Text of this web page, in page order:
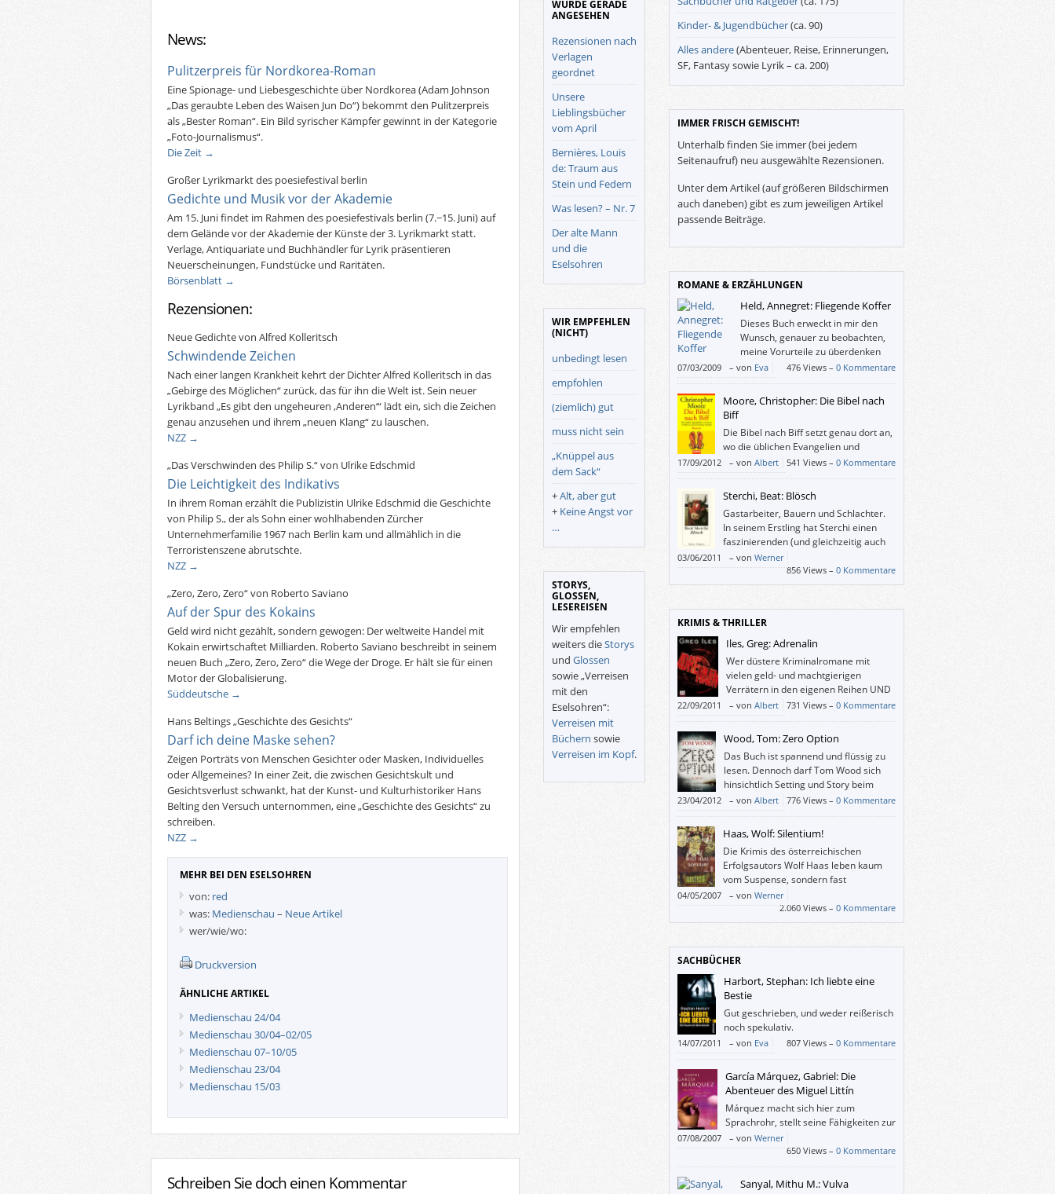
News:
Pulitzerpreis für Nordkorea-Roman
Eine Spionage- und Liebesgeschichte über Nordkorea (Adam Johnson
„Das geraubte Leben des Waisen Jun Do“) bekommt den Pulitzerpreis
als „Bester Roman“. Ein Bild syrischer Kämpfer gewinnt in der Kategorie
„Foto-Journalismus“.
Die Zeit →
Großer Lyrikmarkt des poesiefestival berlin
Gedichte und Musik vor der Akademie
Am 15. Juni findet im Rahmen des poesiefestivals berlin (7.−15. Juni) auf
dem Gelände vor der Akademie der Künste der 3. Lyrikmarkt statt.
Verlage, Antiquariate und Buchhändler für Lyrik präsentieren
Neuerscheinungen, Fundstücke und Raritäten.
Börsenblatt →
Rezensionen:
Neue Gedichte von Alfred Kolleritsch
Schwindende Zeichen
Nach einer langen Krankheit kehrt der Dichter Alfred Kolleritsch in das
„Gebirge des Möglichen“ zurück, das für ihn die Welt ist. Sein neuer
Lyrikband „Es gibt den ungeheuren ,Anderen‘“ lädt ein, sich die Zeichen
genau anzusehen und ihrem „neuen Klang“ zu lauschen.
NZZ →
„Das Verschwinden des Philip S.“ von Ulrike Edschmid
Die Leichtigkeit des Indikativs
In ihrem Roman erzählt die Publizistin Ulrike Edschmid die Geschichte
von Philip S., der als Sohn einer wohlhabenden Zürcher
Unternehmerfamilie 1967 nach Berlin kam und allmählich in die
Terroristenszene abrutschte.
NZZ →
„Zero, Zero, Zero“ von Roberto Saviano
Auf der Spur des Kokains
Geld wird nicht gezählt, sondern gewogen: Der weltweite Handel mit
Kokain erwirtschaftet Milliarden. Roberto Saviano beschreibt in seinem
neuen Buch „Zero, Zero, Zero“ die Wege der Droge. Er hält sie für einen
Motor der Globalisierung.
Süddeutsche →
Hans Beltings „Geschichte des Gesichts“
Darf ich deine Maske sehen?
Zeigen Porträts von Menschen Gesichter oder Masken, Individuelles
oder Allgemeines? In einer Zeit, die zwischen Gesichtskult und
Gesichtsverlust schwankt, hat der Kunst- und Kulturhistoriker Hans
Belting den Versuch unternommen, eine „Geschichte des Gesichts“ zu
schreiben.
NZZ →
MEHR BEI DEN ESELSOHREN
von: red
was: Medienschau – Neue Artikel
wer/wie/wo:
Druckversion
ÄHNLICHE ARTIKEL
Medienschau 24/04
Medienschau 30/04–02/05
Medienschau 07–10/05
Medienschau 23/04
Medienschau 15/03
Schreiben Sie doch einen Kommentar
WURDE GERADE
ANGESEHEN
Rezensionen nach
Verlagen
geordnet
Unsere
Lieblingsbücher
vom April
Bernières, Louis
de: Traum aus
Stein und Federn
Was lesen? – Nr. 7
Der alte Mann
und die
Eselsohren
WIR EMPFEHLEN
(NICHT)
unbedingt lesen
empfohlen
(ziemlich) gut
muss nicht sein
„Knüppel aus
dem Sack“
+Alt, aber gut
+ Keine Angst vor
…
STORYS,
GLOSSEN,
LESEREISEN
Wir empfehlen
weiters dieStorys
und Glossen
sowie „Verreisen
mit den
Eselsohren“:
Verreisen mit
Büchern sowie
Verreisen im Kopf.
Kinder- & Jugendbücher(ca. 90)
Alles andere(Abenteuer, Reise, Erinnerungen,
SF, Fantasy sowie Lyrik – ca. 200)
IMMER FRISCH GEMISCHT!
Unterhalb finden Sie immer (bei jedem
Seitenaufruf) neu ausgewählte Rezensionen.
Unter dem Artikel (auf größeren Bildschirmen
auch daneben) gibt es zum jeweiligen Artikel
passende Beiträge.
ROMANE & ERZÄHLUNGEN
Held, Annegret: Fliegende Koffer
Dieses Buch erweckt in mir den
Wunsch, genauer zu beobachten,
meine Vorurteile zu überdenken
und das Leben mit mehr Humor zu
betrachten. Frau Held muss die Menschen lieben,
denn sonst könnte sie nicht so über sie schreiben.
07/03/2009 – von Eva 476 Views – 0 Kommentare
Moore, Christopher: Die Bibel nach
Biff
Die Bibel nach Biff setzt genau dort an,
wo die üblichen Evangelien und
Aufzeichnungen auslassen. Biff wächst
mit Jesus auf und berichtet in seiner Version der
Bibel über die gemeinsame Zeit, die selten leicht
aber dennoch zum Brüllen komisch ist. Wer
schwarzen Humor mag, wird an Biffs
Schlagfertigkeit sicher seine Freude haben.
17/09/2012 – von Albert 541 Views – 0 Kommentare
Sterchi, Beat: Blösch
Gastarbeiter, Bauern und Schlachter.
In seinem Erstling hat Sterchi einen
faszinierenden (und gleichzeitig auch
unangenehmen) Einblick in Welten
geboten, über die man wohl kaum mehr als
Klischeehaftes weiß.
03/06/2011 – von Werner
856 Views – 0 Kommentare
KRIMIS & THRILLER
Iles, Greg: Adrenalin
Wer düstere Kriminalromane mit
vielen geld- und machtgierigen
Verrätern in den eigenen Reihen UND
einer Option auf Fortsetzung mag,
wird an dem Buch sicher seine Freunde haben.
22/09/2011 – von Albert 731 Views – 0 Kommentare
Wood, Tom: Zero Option
Das Buch ist spannend und flüssig zu
lesen. Dennoch darf Tom Wood sich
hinsichtlich Setting und Story beim
nächsten Mal wieder mehr Mühe
geben. Dass er es besser kann, hat er mit
„Codename Tesseract“ eindrucksvoll bewiesen.
23/04/2012 – von Albert 776 Views – 0 Kommentare
Haas, Wolf: Silentium!
Die Krimis des österreichischen
Erfolgsautors Wolf Haas leben kaum
vom Suspense, sondern fast
ausschließlich von ihrer Kunst-Sprache.
Und diese eigenwillige Sprache muß man mögen,
sonst braucht man seine Werke gar nicht zu
04/05/2007 – von Werner
2.060 Views – 0 Kommentare
SACHBÜCHER
Harbort, Stephan: Ich liebte eine
Bestie
Gut geschrieben, und weder reißerisch
noch spekulativ.
14/07/2011 – von Eva 807 Views – 0 Kommentare
García Márquez, Gabriel: Die
Abenteuer des Miguel Littín
Márquez macht sich hier zum
Sprachrohr, stellt seine Fähigkeiten zur
Verfügung, damit jemand über sich
sprechen kann. Eine Bereicherung – nicht nur für
Márquez-Fans sowie an Filmen und/oder
Diktaturen Interessierte.
07/08/2007 – von Werner
650 Views – 0 Kommentare
Sanyal, Mithu M.: Vulva